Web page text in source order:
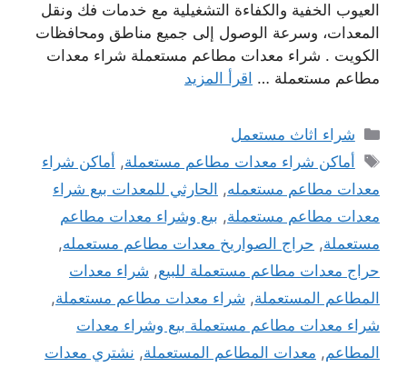
العيوب الخفية والكفاءة التشغيلية مع خدمات فك ونقل
المعدات، وسرعة الوصول إلى جميع مناطق ومحافظات
الكويت . شراء معدات مطاعم مستعملة شراء معدات
مطاعم مستعملة … اقرأ المزيد
التصنيفات
شراء اثاث مستعمل
الوسوم
أماكن شراء معدات مطاعم مستعملة, أماكن شراء
معدات مطاعم مستعمله, الحارثي للمعدات بيع شراء
معدات مطاعم مستعملة, بيع وشراء معدات مطاعم
مستعملة, حراج الصواريخ معدات مطاعم مستعمله,
حراج معدات مطاعم مستعملة للبيع, شراء معدات
المطاعم المستعملة, شراء معدات مطاعم مستعملة,
شراء معدات مطاعم مستعملة بيع وشراء معدات
المطاعم, معدات المطاعم المستعملة, نشتري معدات